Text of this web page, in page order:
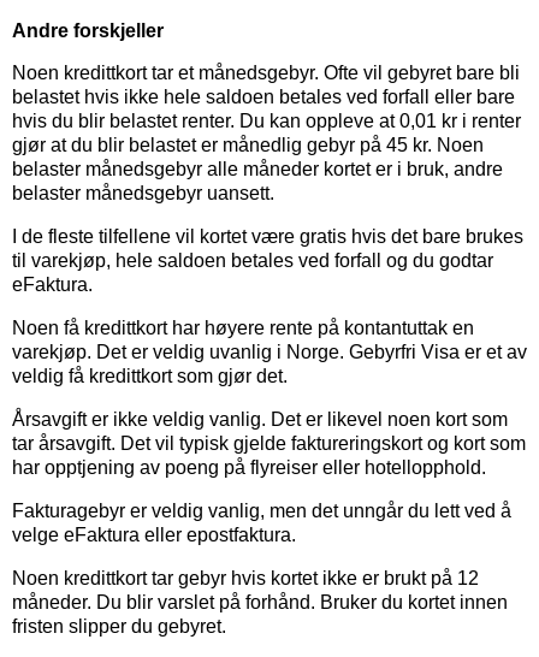
Andre forskjeller
Noen kredittkort tar et månedsgebyr. Ofte vil gebyret bare bli
belastet hvis ikke hele saldoen betales ved forfall eller bare
hvis du blir belastet renter. Du kan oppleve at 0,01 kr i renter
gjør at du blir belastet er månedlig gebyr på 45 kr. Noen
belaster månedsgebyr alle måneder kortet er i bruk, andre
belaster månedsgebyr uansett.
I de fleste tilfellene vil kortet være gratis hvis det bare brukes
til varekjøp, hele saldoen betales ved forfall og du godtar
eFaktura.
Noen få kredittkort har høyere rente på kontantuttak en
varekjøp. Det er veldig uvanlig i Norge. Gebyrfri Visa er et av
veldig få kredittkort som gjør det.
Årsavgift er ikke veldig vanlig. Det er likevel noen kort som
tar årsavgift. Det vil typisk gjelde faktureringskort og kort som
har opptjening av poeng på flyreiser eller hotellopphold.
Fakturagebyr er veldig vanlig, men det unngår du lett ved å
velge eFaktura eller epostfaktura.
Noen kredittkort tar gebyr hvis kortet ikke er brukt på 12
måneder. Du blir varslet på forhånd. Bruker du kortet innen
fristen slipper du gebyret.